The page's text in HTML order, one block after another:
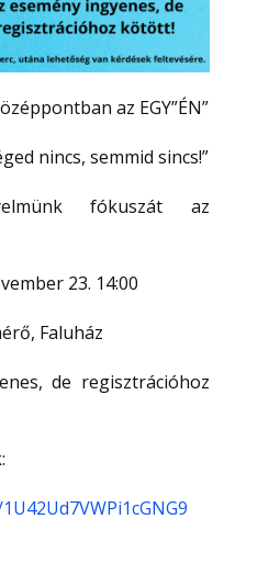
az EGY”ÉN”
nincs, semmid sincs!”
fókuszát az
23. 14:00
Faluház
de regisztrációhoz